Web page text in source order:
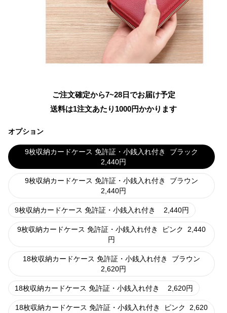
ご注文確定から7~28日でお届け予定
送料は1注文あたり 1000円かかります
オプション
9枚収納カードケース 免許証・小銭入れ付き
ブラック
2,440円
9枚収納カードケース 免許証・小銭入れ付き
ブラウン
2,440円
9枚収納カードケース 免許証・小銭入れ付き 2,440円
9枚収納カードケース 免許証・小銭入れ付き ピンク
2,440
円
18枚収納カードケース 免許証・小銭入れ付き
ブラウン
2,620円
18枚収納カードケース 免許証・小銭入れ付き 2,620円
18枚収納カードケース 免許証・小銭入れ付き ピンク
2,620